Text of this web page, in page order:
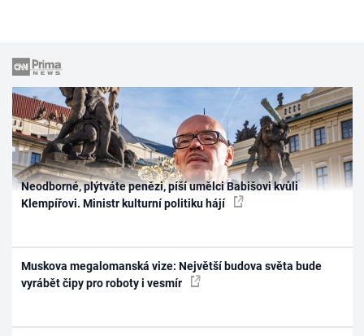
Neodborné, plýtváte penězi, píší umělci Babišovi kvůli
Klempířovi. Ministr kulturní politiku hájí
Muskova megalomanská vize: Největší budova světa bude
vyrábět čipy pro roboty i vesmír